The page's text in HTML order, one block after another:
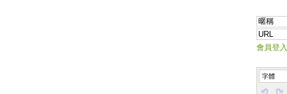
會員登入
字體